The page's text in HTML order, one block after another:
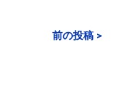
前の投稿 >